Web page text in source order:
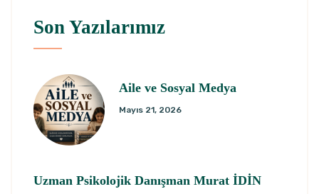
Son Yazılarımız
Aile ve Sosyal Medya
Mayıs 21, 2026
Uzman Psikolojik Danışman Murat İDİN